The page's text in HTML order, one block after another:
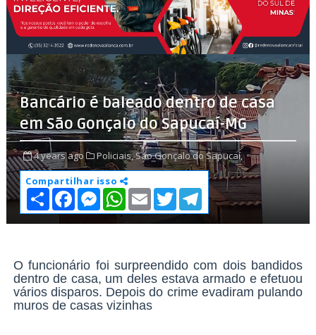
Bancário é baleado dentro de casa
em São Gonçalo do Sapucaí-MG
4 years ago Policiais,São Gonçalo do Sapucaí,
Compartilhar isso
S
h
a
r
F
c
e
o
k
M
e
s
s
g
e
r
W
h
a
t
p
p
E
m
a
i
T
w
i
t
r
T
l
e
a
m
O funcionário foi surpreendido com dois bandidos
dentro de casa, um deles estava armado e efetuou
vários disparos. Depois do crime evadiram pulando
muros de casas vizinhas